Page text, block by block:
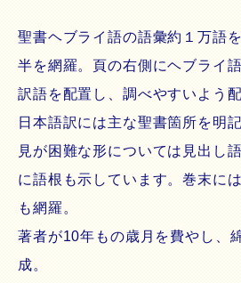
聖書ヘブライ語の語彙約１万語
半を網羅。頁の右側にヘブライ
訳語を配置し、調べやすいよう
日本語訳には主な聖書箇所を明
見が困難な形については見出し
に語根も示しています。巻末に
も網羅。
著者が10年もの歳月を費やし、
成。